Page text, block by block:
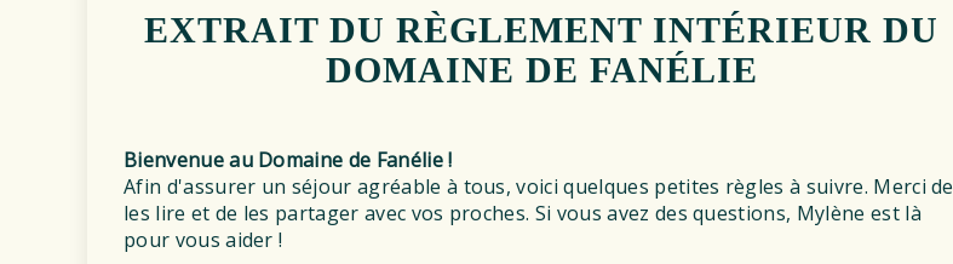
EXTRAIT DU RÈGLEMENT INTÉRIEUR DU
DOMAINE DE FANÉLIE
Bienvenue au Domaine de Fanélie !
Afin d'assurer un séjour agréable à tous, voici quelques petites règles à suivre. Merci de
les lire et de les partager avec vos proches. Si vous avez des questions, Mylène est là
pour vous aider !